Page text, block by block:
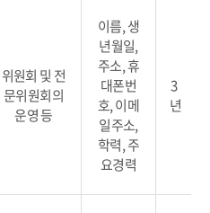
위원회 및 전
문위원회의
운영 등
이름, 생
년월일,
주소, 휴
대폰번
호, 이메
일주소,
학력, 주
요경력
3
년